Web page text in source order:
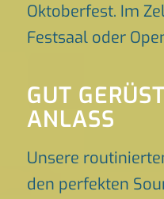
Oktoberfest. Im
Festsaal oder
GUT
ANLASS
Unsere
den perfekten